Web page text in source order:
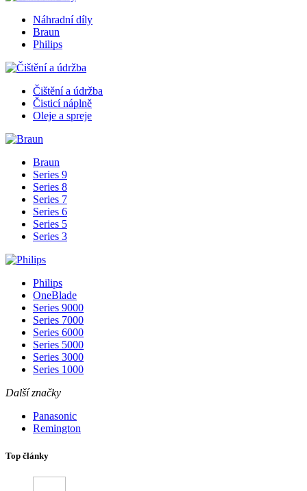
Náhradní díly
Braun
Philips
Čištění a údržba
Čisticí náplně
Oleje a spreje
Braun
Series 9
Series 8
Series 7
Series 6
Series 5
Series 3
Philips
OneBlade
Series 9000
Series 7000
Series 6000
Series 5000
Series 3000
Series 1000
Další značky
Panasonic
Remington
Top články